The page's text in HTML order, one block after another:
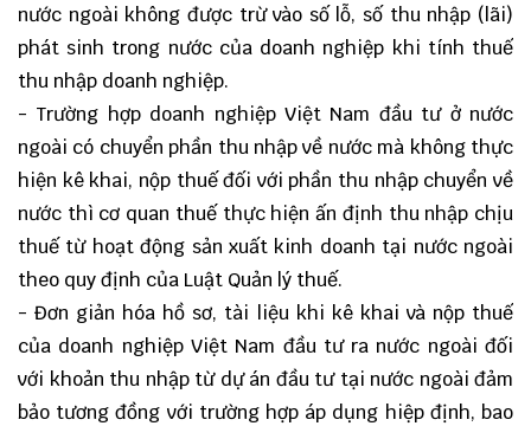
nước ngoài không được trừ vào số lỗ, số thu nhập (lãi)
phát sinh trong nước của doanh nghiệp khi tính thuế
thu nhập doanh nghiệp.
- Trường hợp doanh nghiệp Việt Nam đầu tư ở nước
ngoài có chuyển phần thu nhập về nước mà không thực
hiện kê khai, nộp thuế đối với phần thu nhập chuyển về
nước thì cơ quan thuế thực hiện ấn định thu nhập chịu
thuế từ hoạt động sản xuất kinh doanh tại nước ngoài
theo quy định của Luật Quản lý thuế.
- Đơn giản hóa hồ sơ, tài liệu khi kê khai và nộp thuế
của doanh nghiệp Việt Nam đầu tư ra nước ngoài đối
với khoản thu nhập từ dự án đầu tư tại nước ngoài đảm
bảo tương đồng với trường hợp áp dụng hiệp định, bao